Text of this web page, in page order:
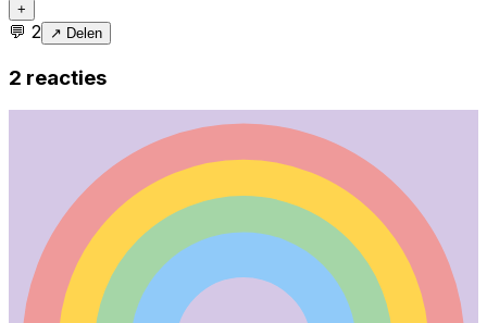
+
💬 2 ↗ Delen
2 reacties